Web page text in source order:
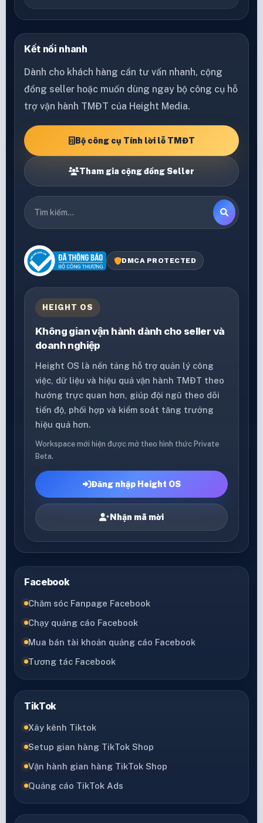
Kết nối nhanh
Dành cho khách hàng cần tư vấn nhanh, cộng
đồng seller hoặc muốn dùng ngay bộ công cụ hỗ
trợ vận hành TMĐT của Height Media.
Bộ công cụ Tính lời lỗ TMĐT
Tham gia cộng đồng Seller
DMCA PROTECTED
HEIGHT OS
Không gian vận hành dành cho seller và
doanh nghiệp
Height OS là nền tảng hỗ trợ quản lý công
việc, dữ liệu và hiệu quả vận hành TMĐT theo
hướng trực quan hơn, giúp đội ngũ theo dõi
tiến độ, phối hợp và kiểm soát tăng trưởng
hiệu quả hơn.
Workspace mới hiện được mở theo hình thức Private
Beta.
Đăng nhập Height OS
Nhận mã mời
Facebook
Chăm sóc Fanpage Facebook
Chạy quảng cáo Facebook
Mua bán tài khoản quảng cáo Facebook
Tương tác Facebook
TikTok
Xây kênh Tiktok
Setup gian hàng TikTok Shop
Vận hành gian hàng TikTok Shop
Quảng cáo TikTok Ads